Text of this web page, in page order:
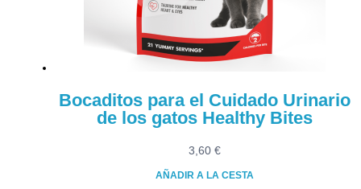
Bocaditos para el Cuidado Urinario
de los gatos Healthy Bites
3,60 €
AÑADIR A LA CESTA